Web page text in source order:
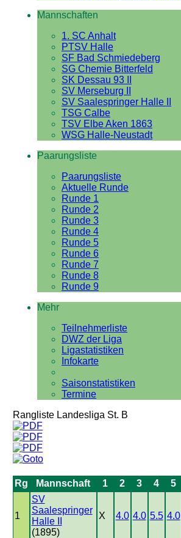
Mannschaften
1. SC Anhalt
PTSV Halle
SF Bad Schmiedeberg
SG Chemie Bitterfeld
SK Dessau 93 II
SV Merseburg II
SV Saalespringer Halle II
TSG Calbe
TSV Elbe Aken 1863
WSG Halle-Neustadt
Paarungsliste
Paarungsliste
Aktuelle Runde
Runde 1
Runde 2
Runde 3
Runde 4
Runde 5
Runde 6
Runde 7
Runde 8
Runde 9
Mehr
Teilnehmerliste
DWZ der Liga
Ligastatistiken
Infokarte
Saisonstatistiken
Termine
Rangliste Landesliga St. B
Rg Mannschaft 1 2 3 4 5
1
SV
Saalespringer
Halle II
(1895)
X 4.0 4.0 5.5 4.0